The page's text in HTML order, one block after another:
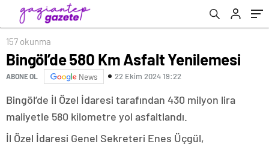
157 okunma
Bingöl’de 580 Km Asfalt Yenilemesi
ABONE OL News 22 Ekim 2024 19:22
Bingöl’de İl Özel İdaresi tarafından 430 milyon lira
maliyetle 580 kilometre yol asfaltlandı.
İl Özel İdaresi Genel Sekreteri Enes Üçgül,